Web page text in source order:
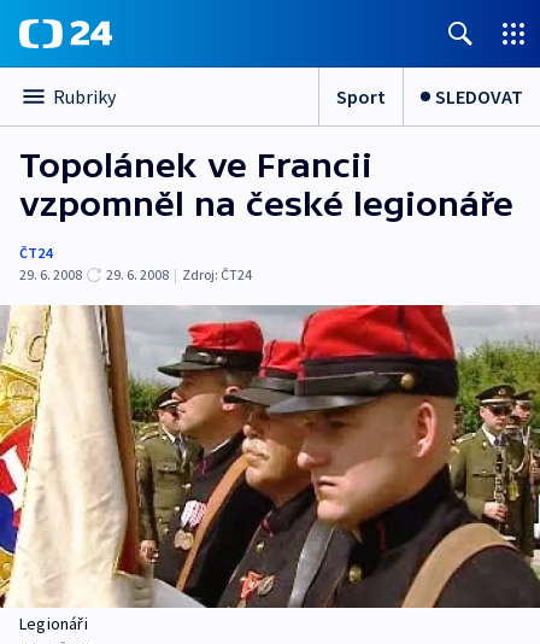
Rubriky Sport SLEDOVAT
Topolánek ve Francii
vzpomněl na české legionáře
ČT24
29. 6. 2008
29. 6. 2008 | Zdroj: ČT24
Legionáři